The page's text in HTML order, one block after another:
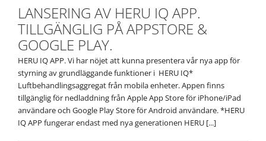
LANSERING AV HERU IQ APP.
TILLGÄNGLIG PÅ APPSTORE &
GOOGLE PLAY.
HERU IQ APP. Vi har nöjet att kunna presentera vår nya app för
styrning av grundläggande funktioner i HERU IQ*
Luftbehandlingsaggregat från mobila enheter. Appen finns
tillgänglig för nedladdning från Apple App Store för iPhone/iPad
användare och Google Play Store för Android användare. *HERU
IQ APP fungerar endast med nya generationen HERU [...]